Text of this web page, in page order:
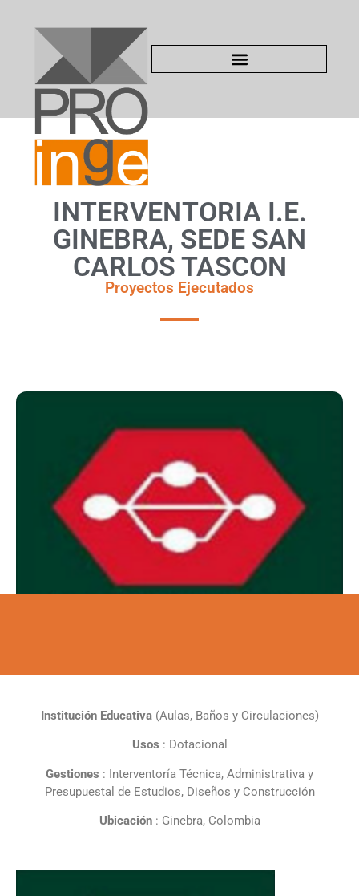
INTERVENTORIA I.E.
GINEBRA, SEDE SAN
CARLOS TASCON
Proyectos Ejecutados
Institución Educativa(Aulas, Baños y Circulaciones)
Usos : Dotacional
Gestiones : Interventoría Técnica, Administrativa y
Presupuestal de Estudios, Diseños y Construcción
Ubicación: Ginebra, Colombia